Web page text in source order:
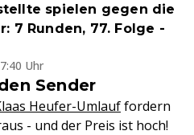
spielen gegen die
7 Runden, 77. Folge -
Uhr
Sender
Heufer-Umlauffordern
- und der Preis ist hoch!